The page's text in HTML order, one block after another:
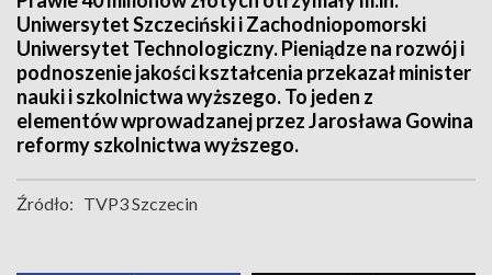
Uniwersytet Szczeciński i Zachodniopomorski
Uniwersytet Technologiczny. Pieniądze na rozwój i
podnoszenie jakości kształcenia przekazał minister
nauki i szkolnictwa wyższego. To jeden z
elementów wprowadzanej przez Jarosława Gowina
reformy szkolnictwa wyższego.
Źródło: TVP3 Szczecin